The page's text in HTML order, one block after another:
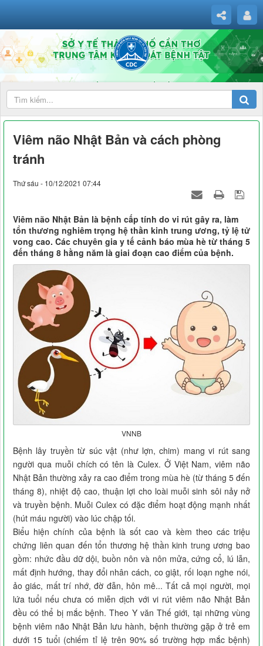
Viêm não Nhật Bản và cách phòng
tránh
Thứ sáu - 10/12/2021 07:44
Viêm não Nhật Bản là bệnh cấp tính do vi rút gây ra, làm
tổn thương nghiêm trọng hệ thần kinh trung ương, tỷ lệ tử
vong cao. Các chuyên gia y tế cảnh báo mùa hè từ tháng 5
đến tháng 8 hằng năm là giai đoạn cao điểm của bệnh.
VNNB
Bệnh lây truyền từ súc vật (như lợn, chim) mang vi rút sang
người qua muỗi chích có tên là Culex. Ở Việt Nam, viêm não
Nhật Bản thường xảy ra cao điểm trong mùa hè (từ tháng 5 đến
tháng 8), nhiệt độ cao, thuận lợi cho loài muỗi sinh sôi nảy nở
và truyền bệnh. Muỗi Culex có đặc điểm hoạt động mạnh nhất
(hút máu người) vào lúc chập tối.
Biểu hiện chính của bệnh là sốt cao và kèm theo các triệu
chứng liên quan đến tổn thương hệ thần kinh trung ương bao
gồm: nhức đầu dữ dội, buồn nôn và nôn mửa, cứng cổ, lú lẫn,
mất định hướng, thay đổi nhân cách, co giật, rối loạn nghe nói,
ảo giác, mất trí nhớ, đờ đẫn, hôn mê... Tất cả mọi người, mọi
lứa tuổi nếu chưa có miễn dịch với vi rút viêm não Nhật Bản
đều có thể bị mắc bệnh. Theo Y văn Thế giới, tại những vùng
bệnh viêm não Nhật Bản lưu hành, bệnh thường gặp ở trẻ em
dưới 15 tuổi (chiếm tỉ lệ trên 90% số trường hợp mắc bệnh)